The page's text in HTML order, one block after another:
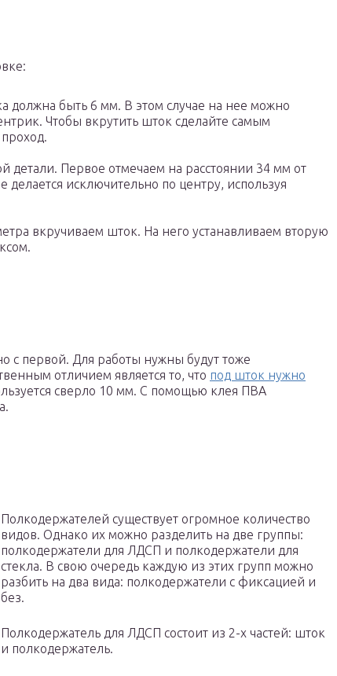
должна быть 6 мм. В этом случае на нее можно
Чтобы вкрутить шток сделайте самым
детали. Первое отмечаем на расстоянии 34 мм от
делается исключительно по центру, используя
вкручиваем шток. На него устанавливаем вторую
с первой. Для работы нужны будут тоже
отличием является то, что под шток нужно
сверло 10 мм. С помощью клея ПВА
Полкодержателей существует огромное количество
видов. Однако их можно разделить на две группы:
полкодержатели для ЛДСП и полкодержатели для
стекла. В свою очередь каждую из этих групп можно
разбить на два вида: полкодержатели с фиксацией и
без.
Полкодержатель для ЛДСП состоит из 2-х частей: шток
и полкодержатель.